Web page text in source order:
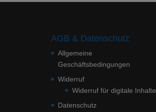
AGB & Datenschutz
Allgemeine
Geschäftsbedingungen
Widerruf
Widerruf für digitale Inhalte
Datenschutz